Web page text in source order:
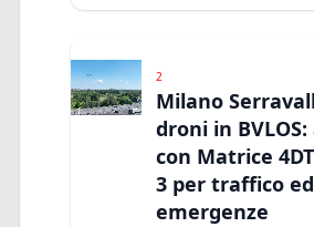
2
Milano
droni in
con Matrice
3 per traffico ed
emergenze